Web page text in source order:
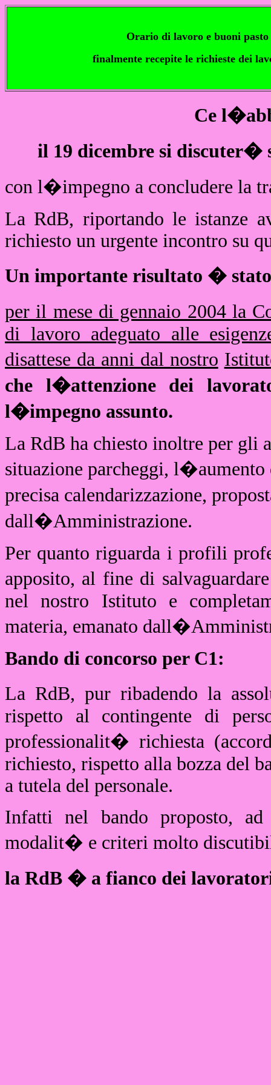
Orario di lavoro e buoni pasto
finalmente recepite le richieste dei
Ce
il 19 dicembre si
con l�impegno a concludere la
La RdB, riportando le istanze
richiesto un urgente incontro su
Un importante risultato �
per il mese di gennaio 2004 la
di lavoro adeguato alle
disattese da anni dal nostro
che l�attenzione dei
l�impegno assunto.
La RdB ha chiesto inoltre per gli
situazione parcheggi, l�aumento
precisa calendarizzazione,
dall�Amministrazione.
Per quanto riguarda i profili
apposito, al fine di
nel nostro Istituto e
materia, emanato
Bando di concorso per C1:
La RdB, pur ribadendo la
rispetto al contingente di
professionalit� richiesta
richiesto, rispetto alla bozza del
a tutela del personale.
Infatti nel bando proposto,
modalit� e criteri molto
la RdB � a fianco dei